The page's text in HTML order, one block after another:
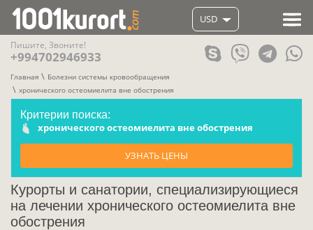
USD
Пишите, Звоните!
+994702946933
Главная
Болезни системы кровообращения
хронического остеомиелита вне обострения
Критерии поиска:
хронического остеомиелита вне обострения
УЗНАТЬ ЦЕНЫ
Курорты и санатории, специализирующиеся
на лечении хронического остеомиелита вне
обострения